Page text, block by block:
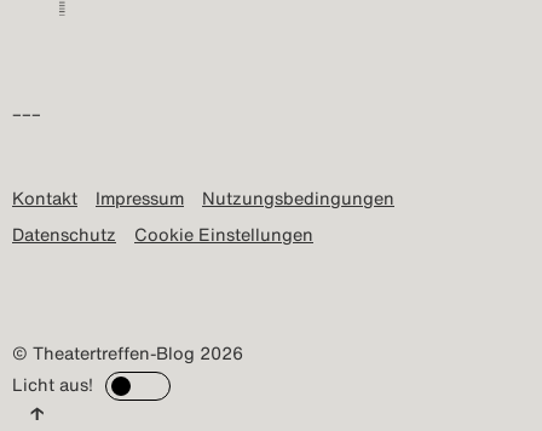
–––
Kontakt Impressum
Nutzungsbedingungen
Datenschutz
Cookie Einstellungen
© Theatertreffen-Blog 2026
Licht aus!
↑